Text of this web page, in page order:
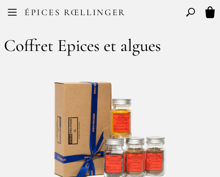
ÉPICES RŒLLINGER
FR EN Basculer
Coffret Epices et algues